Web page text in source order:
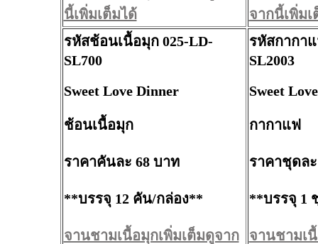
นี้เพิ่มเต็มได้
จากนี้เพิ่มเ
รหัสช้อนเนื้อมุก 025-LD-
SL700
Sweet Love Dinner
ช้อนเนื้อมุก
ราคาคันละ 68 บาท
**บรรจุ 12 คัน/กล่อง**
จานชามเนื้อมุกเพิ่มเต็มดูจาก
รหัสกากา
SL2003
Sweet
กากาแฟ
ราคาชุดล
**บรรจุ 1
จานชามเ